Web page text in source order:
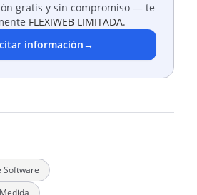
gratis y sin compromiso — te
FLEXIWEB LIMITADA.
información→
Software